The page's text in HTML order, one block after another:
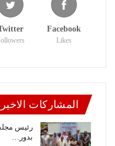
Facebook
Likes
المشاركات
رئيس
بدور…